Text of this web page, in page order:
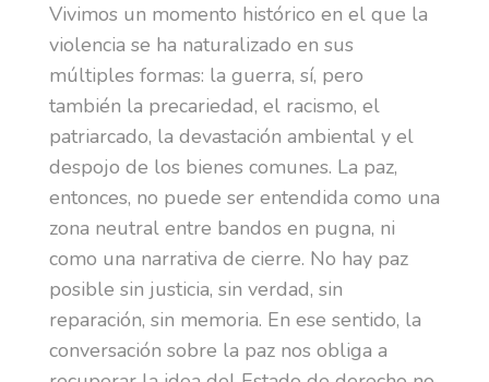
Vivimos un momento histórico en el que la
violencia se ha naturalizado en sus
múltiples formas: la guerra, sí, pero
también la precariedad, el racismo, el
patriarcado, la devastación ambiental y el
despojo de los bienes comunes. La paz,
entonces, no puede ser entendida como una
zona neutral entre bandos en pugna, ni
como una narrativa de cierre. No hay paz
posible sin justicia, sin verdad, sin
reparación, sin memoria. En ese sentido, la
conversación sobre la paz nos obliga a